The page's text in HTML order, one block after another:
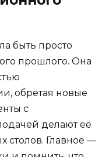
быть просто
прошлого. Она
обретая новые
с
делают её
столов. Главное —